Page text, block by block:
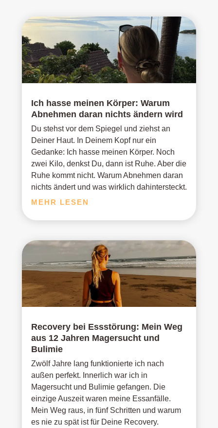
Ich hasse meinen Körper: Warum
Abnehmen daran nichts ändern wird
Du stehst vor dem Spiegel und ziehst an
Deiner Haut. In Deinem Kopf nur ein
Gedanke: Ich hasse meinen Körper. Noch
zwei Kilo, denkst Du, dann ist Ruhe. Aber die
Ruhe kommt nicht. Warum Abnehmen daran
nichts ändert und was wirklich dahintersteckt.
MEHR LESEN
Recovery bei Essstörung: Mein Weg
aus 12 Jahren Magersucht und
Bulimie
Zwölf Jahre lang funktionierte ich nach
außen perfekt. Innerlich war ich in
Magersucht und Bulimie gefangen. Die
einzige Auszeit waren meine Essanfälle.
Mein Weg raus, in fünf Schritten und warum
es nie zu spät ist für Deine Recovery.